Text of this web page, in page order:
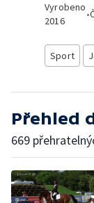
Vyrobeno
2016
•
Sport
Přehled
669